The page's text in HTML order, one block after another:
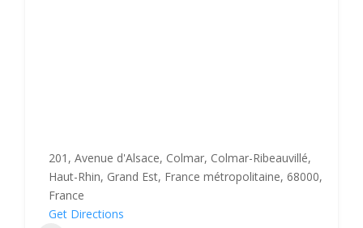
201, Avenue d'Alsace, Colmar, Colmar-Ribeauvillé,
Haut-Rhin, Grand Est, France métropolitaine, 68000,
France
Get Directions